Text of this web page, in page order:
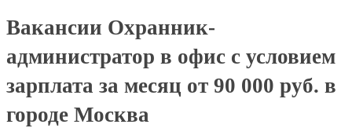
Вакансии Охранник-
администратор в офис с условием
зарплата за месяц от 90 000 руб. в
городе Москва